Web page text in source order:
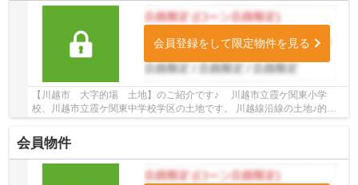
会員登録をして限定物件を見る
【川越市 大字的場 土地】のご紹介です♪ 川越市立霞ケ関東小学
校、川越市立霞ケ関東中学校学区の土地です。 川越線沿線の土地♪的場
会員物件